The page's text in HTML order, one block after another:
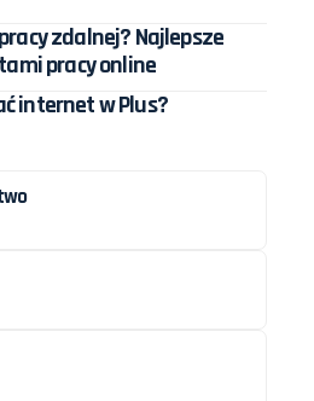
zdalnej? Najlepsze
pracy online
internet w Plus?